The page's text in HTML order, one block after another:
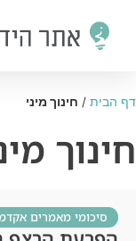
דף הבית / חינוך מיני
חינוך
סיכומי מאמרים